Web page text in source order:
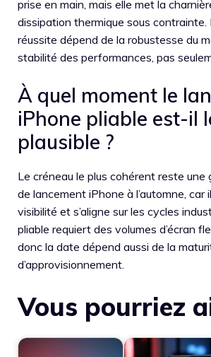
prise en main, mais elle met la
dissipation thermique sous contrainte.
réussite dépend de la robustesse du
stabilité des performances, pas
À quel moment le
iPhone pliable est-il
plausible ?
Le créneau le plus cohérent reste une
de lancement iPhone à l’automne, car
visibilité et s’aligne sur les cycles
pliable requiert des volumes d’écran
donc la date dépend aussi de la
d’approvisionnement.
Vous pourriez